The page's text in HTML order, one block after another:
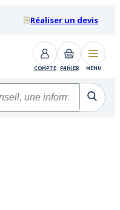
Réaliser un devis
COMPTE PANIER MENU